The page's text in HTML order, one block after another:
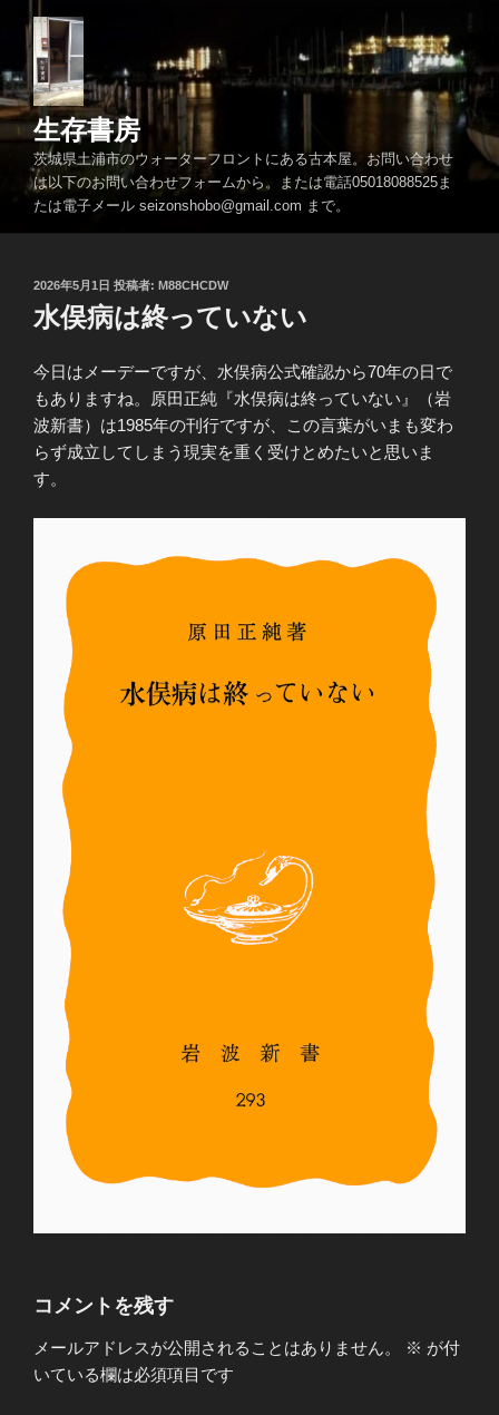
ン
ツ
生存書房
茨城県土浦市のウォーターフロントにある古本屋。お問い合わせ
は以下のお問い合わせフォームから。または電話05018088525ま
たは電子メール seizonshobo@gmail.com まで。
投
日:
2026年5月1日 投稿者: M88CHCDW
水俣病は終っていない
今日はメーデーですが、水俣病公式確認から70年の日で
もありますね。原田正純『水俣病は終っていない』（岩
波新書）は1985年の刊行ですが、この言葉がいまも変わ
らず成立してしまう現実を重く受けとめたいと思いま
す。
コメントを残す
メールアドレスが公開されることはありません。 ※ が付
いている欄は必須項目です